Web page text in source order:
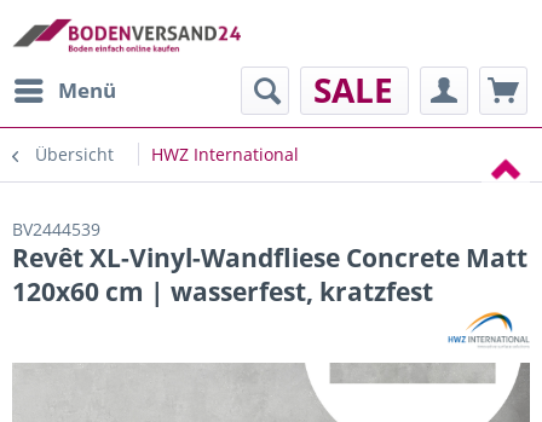
Menü SALE
Übersicht HWZ International
BV2444539
Revêt XL-Vinyl-Wandfliese Concrete Matt
120x60 cm | wasserfest, kratzfest